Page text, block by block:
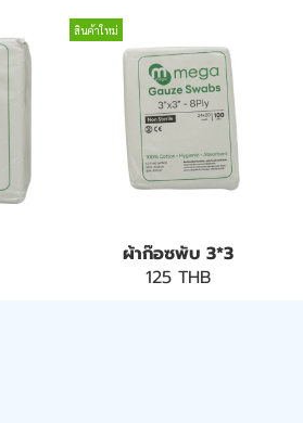
สินค้าใหม่
ผ้าก๊อซพับ 3*3
125 THB